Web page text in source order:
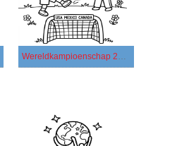
Wereldkampioenschap 2026 gratis afdrukbaar basis